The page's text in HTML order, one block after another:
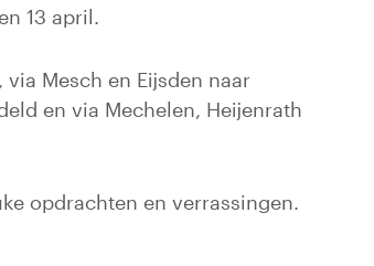
13 april.
Mesch en Eijsden naar
en via Mechelen, Heijenrath
opdrachten en verrassingen.